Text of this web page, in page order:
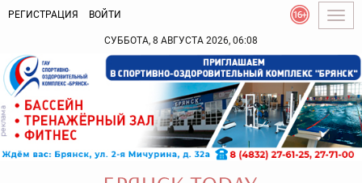
РЕГИСТРАЦИЯ ВОЙТИ
СУББОТА, 8 АВГУСТА 2026, 06:08